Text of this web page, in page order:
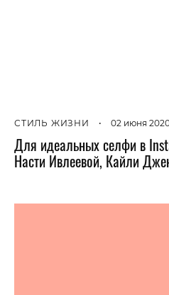
СТИЛЬ ЖИЗНИ • 02 июня
Для идеальных селфи в
Насти Ивлеевой, Кайли